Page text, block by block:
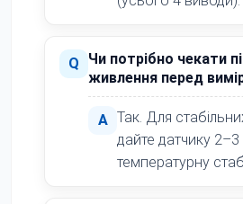
Q
Чи потрібно чекати
живлення перед
A Так. Для
дайте датчику
температурну